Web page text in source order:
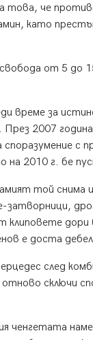
че
като
от 5 до
за
През 2007
с
на 2010 г. бе
той снима
е доста
след
сключи
ченгетата